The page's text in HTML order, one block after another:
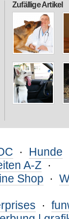
Zufällige Artikel
· Hunde
A-Z ·
Shop ·
·